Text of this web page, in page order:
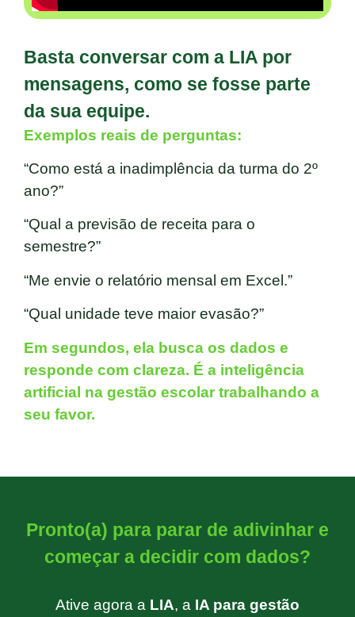
Basta conversar com a LIA por
mensagens, como se fosse parte
da sua equipe.
Exemplos reais de perguntas:
“Como está a inadimplência da turma do 2º
ano?”
“Qual a previsão de receita para o
semestre?”
“Me envie o relatório mensal em Excel.”
“Qual unidade teve maior evasão?”
Em segundos, ela busca os dados e
responde com clareza. É a inteligência
artificial na gestão escolar trabalhando a
seu favor.
Pronto(a) para parar de adivinhar e
começar a decidir com dados?
Ative agora a LIA, a IA para gestão